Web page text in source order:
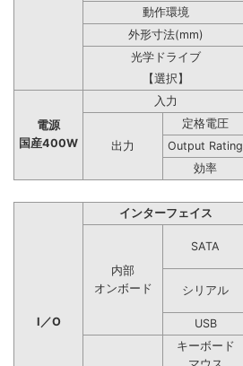
動作環境
外形寸法(mm)
光学ドライブ
【選択】
電源
国産400W
入力
出力
定格電圧
Output Rating
効率
I／O
インターフェイス
内部
オンボード
SATA
シリアル
USB
キーボード